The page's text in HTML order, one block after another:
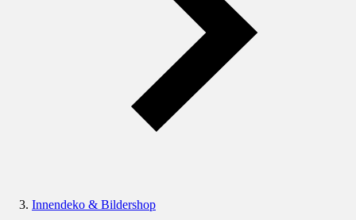
Innendeko & Bildershop